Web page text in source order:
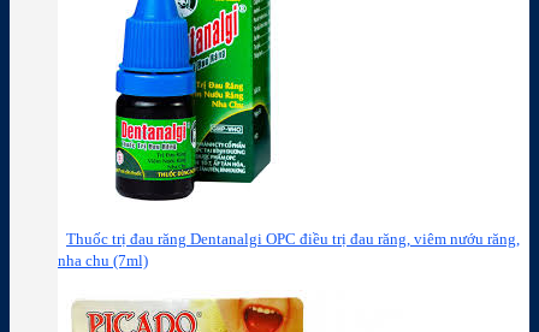
Thuốc trị đau răng Dentanalgi OPC điều trị đau răng, viêm nướu răng,
nha chu (7ml)